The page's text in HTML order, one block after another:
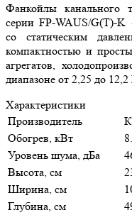
Фанкойлы канального
серии FP-WAUS/G(T)-K
со статическим
компактностью и
агрегатов,
диапазоне от 2,25 до
Характеристики
Производитель
Обогрев, кВт
Уровень шума, дБа
Высота, см
Ширина, см
Глубина, см